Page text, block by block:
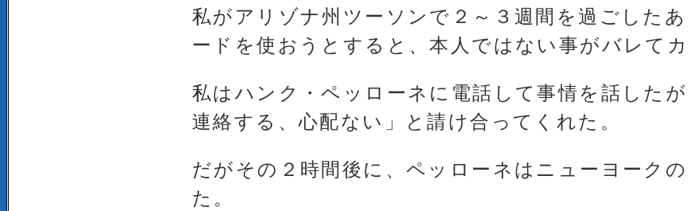
私がアリゾナ州ツーソンで２～３週間を過ごした
ードを使おうとすると、本人ではない事がバレてカ
私はハンク・ペッローネに電話して事情を話した
連絡する、心配ない」と請け合ってくれた。
だがその２時間後に、ペッローネはニューヨーク
た。